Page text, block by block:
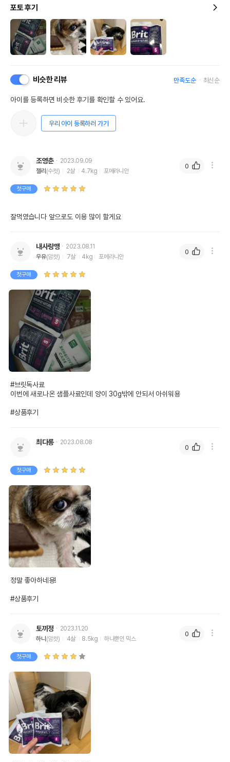
포토 후기
비슷한 리뷰 만족도순 최신순
아이를 등록하면 비슷한 후기를 확인할 수 있어요.
우리 아이 등록하러 가기
조영춘
2023.09.09
젤리 (수컷) 2살 4.7kg 포메라니안
첫구매
잘먹였습니다 앞으로도 이용 많이 할게요
0
내사랑맹
2023.08.11
우유(암컷) 7살 4kg 포메라니안
첫구매
#브릿독사료
이번에 새로나온 샘플사료인데 양이 30g밖에 안되서 아쉬워용
#상품후기
0
최다롱 2023.08.08
첫구매
정말 좋아하네용!
#상품후기
0
토끼정
2023.11.20
하니 (암컷) 4살 8.5kg 하나뿐인 믹스
첫구매
0